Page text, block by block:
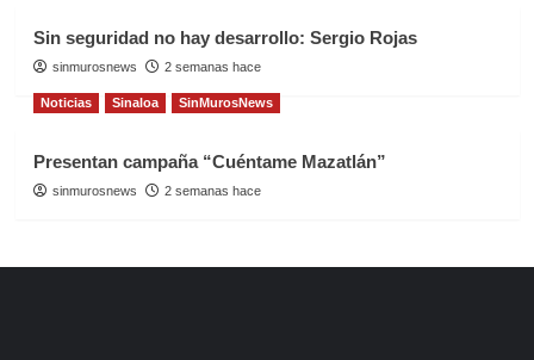
Sin seguridad no hay desarrollo: Sergio Rojas
sinmurosnews 2 semanas hace
Noticias Sinaloa SinMurosNews
Presentan campaña “Cuéntame Mazatlán”
sinmurosnews 2 semanas hace